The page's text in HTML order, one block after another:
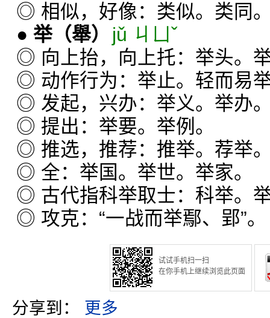
◎ 相似，好像：类似。类同
● 举（舉）
jǔ ㄐㄩˇ
◎ 向上抬，向上托：举头。
◎ 动作行为：举止。轻而易
◎ 发起，兴办：举义。举办
◎ 提出：举要。举例。
◎ 推选，推荐：推举。荐举
◎ 全：举国。举世。举家。
◎ 古代指科举取士：科举。
◎ 攻克：“一战而举鄢、郢”。
试试手机扫一扫
在你手机上继续浏览此页面
分享到： 更多